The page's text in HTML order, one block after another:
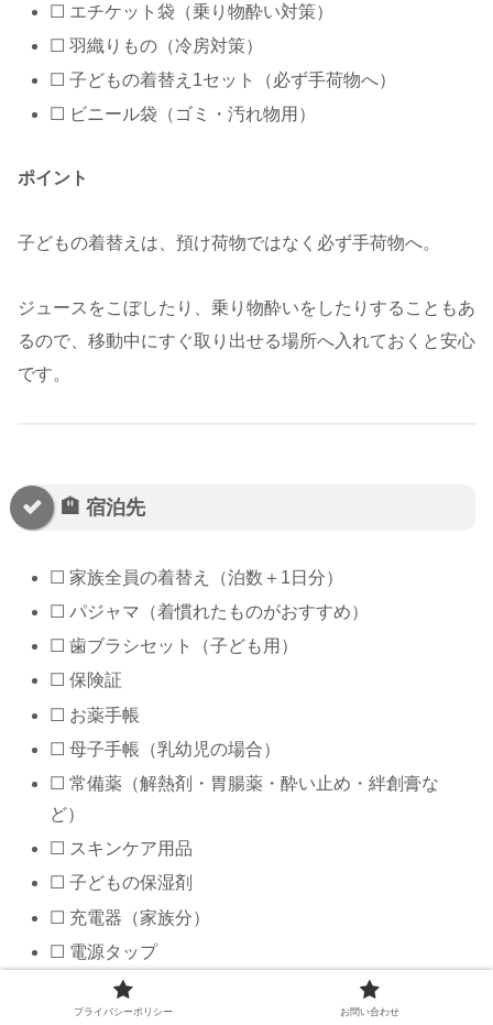
☐ エチケット袋（乗り物酔い対策）
☐ 羽織りもの（冷房対策）
☐ 子どもの着替え1セット（必ず手荷物へ）
☐ ビニール袋（ゴミ・汚れ物用）
ポイント
子どもの着替えは、預け荷物ではなく必ず手荷物へ。
ジュースをこぼしたり、乗り物酔いをしたりすることもあ
るので、移動中にすぐ取り出せる場所へ入れておくと安心
です。
🏨 宿泊先
☐ 家族全員の着替え（泊数＋1日分）
☐ パジャマ（着慣れたものがおすすめ）
☐ 歯ブラシセット（子ども用）
☐ 保険証
☐ お薬手帳
☐ 母子手帳（乳幼児の場合）
☐ 常備薬（解熱剤・胃腸薬・酔い止め・絆創膏な
ど）
☐ スキンケア用品
☐ 子どもの保湿剤
☐ 充電器（家族分）
☐ 電源タップ
☐ ビニール袋・ジップ袋
☐ 衣類圧縮袋
プライバシーポリシー お問い合わせ